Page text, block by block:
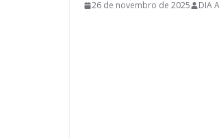
26 de novembro de 2025 DIA